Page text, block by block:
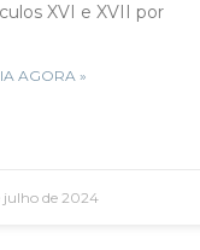
XVI e XVII por
AGORA »
julho de 2024